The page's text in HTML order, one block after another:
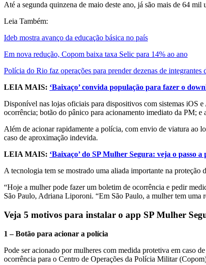
Até a segunda quinzena de maio deste ano, já são mais de 64
Leia Também:
Ideb mostra avanço da educação básica no país
Em nova redução, Copom baixa taxa Selic para 14% ao ano
Polícia do Rio faz operações para prender dezenas de integrantes
LEIA MAIS: ‘Baixaço’ convida população para fazer o
Disponível nas lojas oficiais para dispositivos com sistemas iOS
ocorrência; botão do pânico para acionamento imediato da PM; e
Além de acionar rapidamente a polícia, com envio de viatura ao
caso de aproximação indevida.
LEIA MAIS: ‘Baixaço’ do SP Mulher Segura: veja o passo
A tecnologia tem se mostrado uma aliada importante na
“Hoje a mulher pode fazer um boletim de ocorrência e pedir
São Paulo, Adriana Liporoni. “Em São Paulo, a mulher tem uma
Veja 5 motivos para instalar o app SP Mulher
1 – Botão para acionar a polícia
Pode ser acionado por mulheres com medida protetiva em caso
ocorrência para o Centro de Operações da Polícia Militar